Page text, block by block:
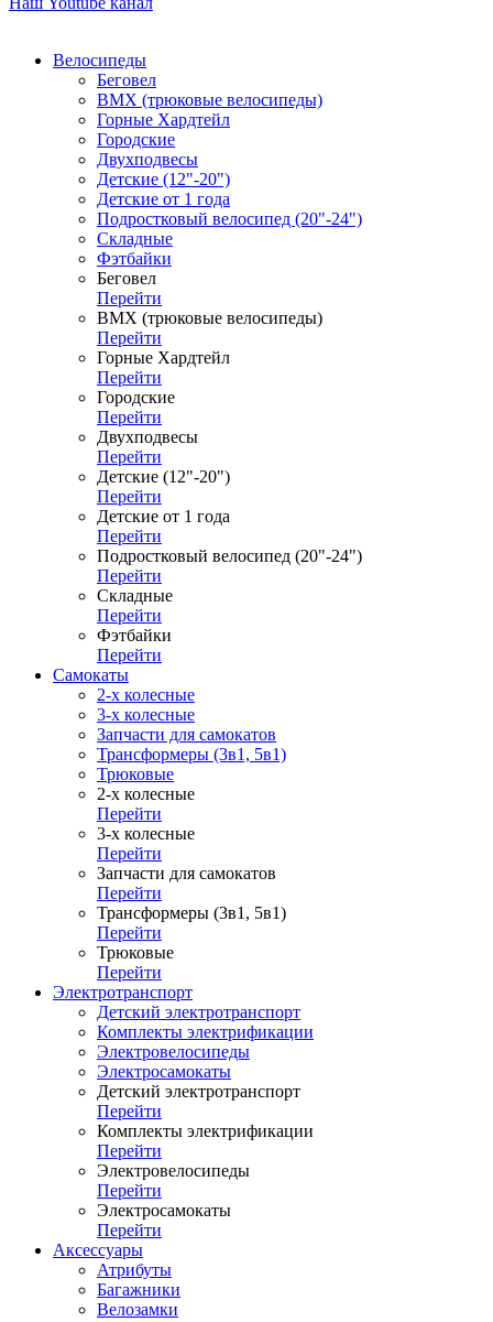
Велосипеды
Беговел
ВМХ (трюковые велосипеды)
Горные Хардтейл
Городские
Двухподвесы
Детские (12"-20")
Детские от 1 года
Подростковый велосипед (20"-24")
Складные
Фэтбайки
Беговел
Перейти
ВМХ (трюковые велосипеды)
Перейти
Горные Хардтейл
Перейти
Городские
Перейти
Двухподвесы
Перейти
Детские (12"-20")
Перейти
Детские от 1 года
Перейти
Подростковый велосипед (20"-24")
Перейти
Складные
Перейти
Фэтбайки
Перейти
Самокаты
2-х колесные
3-х колесные
Запчасти для самокатов
Трансформеры (3в1, 5в1)
Трюковые
2-х колесные
Перейти
3-х колесные
Перейти
Запчасти для самокатов
Перейти
Трансформеры (3в1, 5в1)
Перейти
Трюковые
Перейти
Электротранспорт
Детский электротранспорт
Комплекты электрификации
Электровелосипеды
Электросамокаты
Детский электротранспорт
Перейти
Комплекты электрификации
Перейти
Электровелосипеды
Перейти
Электросамокаты
Перейти
Аксессуары
Атрибуты
Багажники
Велозамки